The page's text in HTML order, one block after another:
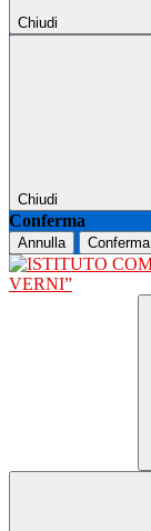
Chiudi
Chiudi
Conferma
Annulla Conferma